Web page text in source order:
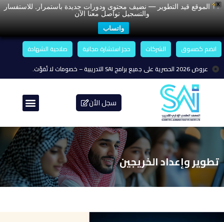
X
الموقع قيد التطوير — نضيف محتوى ودورات جديدة باستمرار. للاستفسار
والتسجيل تواصل معنا الآن
واتساب
انضم كمسوق الشركات حجز استشارة مجانية
صلاحية الشهادة
عروض 2026 الحصرية على جميع برامج SAI التدريبية – خصومات لا تُفوّت.
سجل الأن
تطوير وإعداد الخريجين